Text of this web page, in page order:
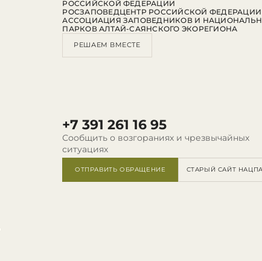
+7 391 261 16 95
Сообщить о возгораниях и чрезвычайных
ситуациях
ОТПРАВИТЬ ОБРАЩЕНИЕ СТАРЫЙ САЙТ
РОССИЙСКОЙ ФЕДЕРАЦИИ
РОСЗАПОВЕДЦЕНТР РОССИЙСКОЙ ФЕДЕРАЦИИ
АССОЦИАЦИЯ ЗАПОВЕДНИКОВ И
ПАРКОВ АЛТАЙ-САЯНСКОГО ЭКОРЕГИОНА
РЕШАЕМ ВМЕСТЕ